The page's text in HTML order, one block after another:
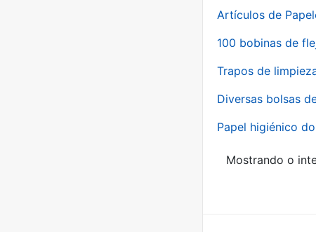
Artículos de
100 bobinas de
Trapos de
Diversas bolsas
Papel higiénico
Mostrando o